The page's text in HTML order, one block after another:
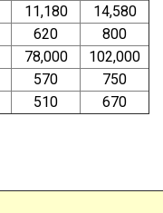
11,180
14,580
620
800
78,000
102,000
570
750
510 670